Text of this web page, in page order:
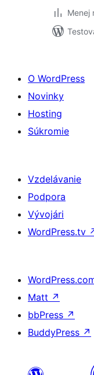
Menej
O WordPress
Novinky
Hosting
Súkromie
Vzdelávanie
Podpora
Vývojári
WordPress.tv
Matt ↗
bbPress ↗
BuddyPress ↗